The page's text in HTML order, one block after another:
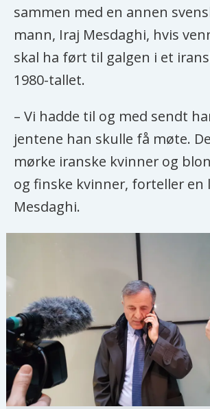
sammen med en annen
mann, Iraj Mesdaghi, hvis
skal ha ført til galgen i et
1980-tallet.
– Vi hadde til og med sendt
jentene han skulle få møte.
mørke iranske kvinner og
og finske kvinner, forteller en
Mesdaghi.